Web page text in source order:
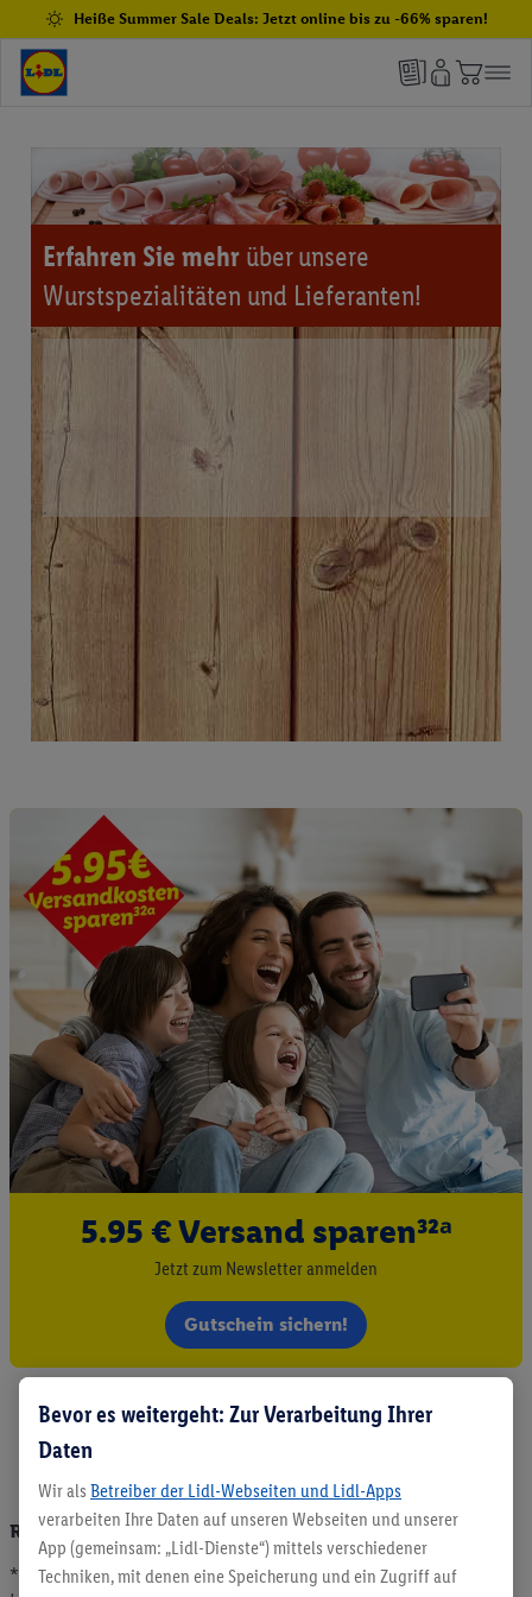
Heiße Summer Sale Deals: Jetzt online bis zu -66% sparen!
Erfahren Sie mehr über unsere
Wurstspezialitäten und Lieferanten!
5.95 € Versand sparen³²ᵃ
Jetzt zum Newsletter anmelden
Gutschein sichern!
Rechtliche Hinweise und Auflösung der Fußnoten
*
Bitte beachten Sie: Alle Preise in Euro inkl. MwSt., zzgl.
Bevor es weitergeht: Zur Verarbeitung Ihrer
Daten
Wir als Betreiber der Lidl-Webseiten und Lidl-Apps
verarbeiten Ihre Daten auf unseren Webseiten und unserer
App (gemeinsam: „Lidl-Dienste“) mittels verschiedener
Techniken, mit denen eine Speicherung und ein Zugriff auf